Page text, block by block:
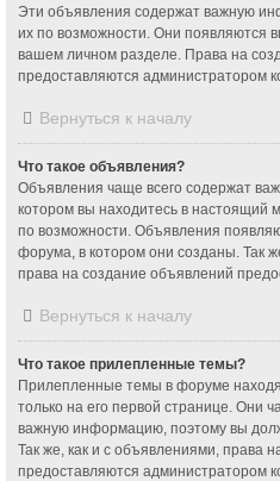
Эти объявления содержат важную
их по возможности. Они появляются
вашем личном разделе. Права на
предоставляются администратором
Вернуться к началу
Что такое объявления?
Объявления чаще всего содержат
котором вы находитесь в настоящий
по возможности. Объявления
форума, в котором они созданы. Так
права на создание объявлений
Вернуться к началу
Что такое прилепленные темы?
Прилепленные темы в форуме
только на его первой странице. Они
важную информацию, поэтому вы
Так же, как и с объявлениями, права
предоставляются администратором